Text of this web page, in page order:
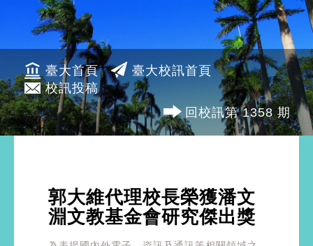
臺大首頁
臺大校訊首頁
校訊投稿
回校訊第 1358 期
郭大維代理校長榮獲潘文
淵文教基金會研究傑出獎